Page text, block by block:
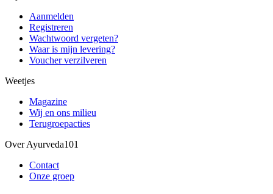
Aanmelden
Registreren
Wachtwoord vergeten?
Waar is mijn levering?
Voucher verzilveren
Weetjes
Magazine
Wij en ons milieu
Terugroepacties
Over Ayurveda101
Contact
Onze groep